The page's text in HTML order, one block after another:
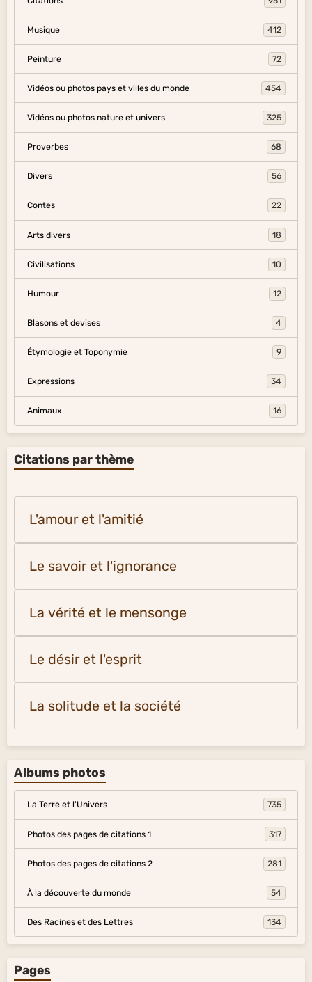
Musique 412
Peinture 72
Vidéos ou photos pays et villes du monde 454
Vidéos ou photos nature et univers 325
Proverbes 68
Divers 56
Contes 22
Arts divers 18
Civilisations 10
Humour 12
Blasons et devises 4
Étymologie et Toponymie 9
Expressions 34
Animaux 16
Citations par thème
L'amour et l'amitié
Le savoir et l'ignorance
La vérité et le mensonge
Le désir et l'esprit
La solitude et la société
Albums photos
La Terre et l'Univers 735
Photos des pages de citations 1 317
Photos des pages de citations 2 281
À la découverte du monde 54
Des Racines et des Lettres 134
Pages